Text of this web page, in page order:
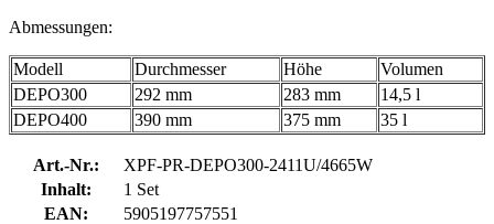
Abmessungen:
Modell Durchmesser Höhe
Volumen
DEPO300
292 mm 283 mm
14,5 l
DEPO400
390 mm 375 mm 35 l
Art.-Nr.:
XPF-PR-DEPO300-2411U/4665W
Inhalt:
1 Set
EAN:
5905197757551